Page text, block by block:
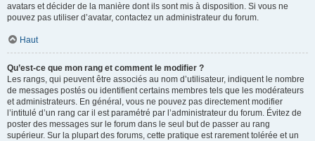
avatars et décider de la manière dont ils sont mis à disposition. Si vous ne
pouvez pas utiliser d’avatar, contactez un administrateur du forum.
Haut
Qu’est-ce que mon rang et comment le modifier ?
Les rangs, qui peuvent être associés au nom d’utilisateur, indiquent le nombre
de messages postés ou identifient certains membres tels que les modérateurs
et administrateurs. En général, vous ne pouvez pas directement modifier
l’intitulé d’un rang car il est paramétré par l’administrateur du forum. Évitez de
poster des messages sur le forum dans le seul but de passer au rang
supérieur. Sur la plupart des forums, cette pratique est rarement tolérée et un